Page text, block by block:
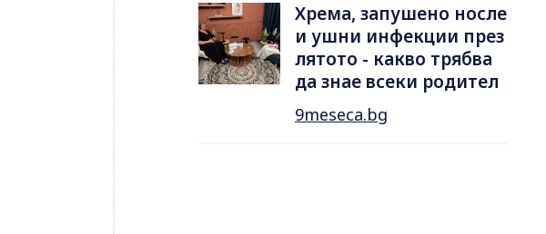
Хрема, запушено носле
и ушни инфекции през
лятотo - какво трябва
да знае всеки родител
9meseca.bg